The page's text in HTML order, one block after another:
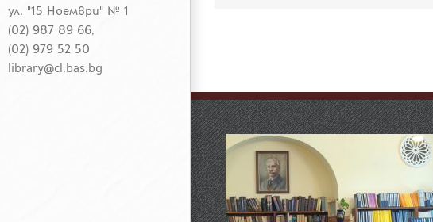
ул. "15 Ноември" № 1
(02) 987 89 66,
(02) 979 52 50
library@cl.bas.bg